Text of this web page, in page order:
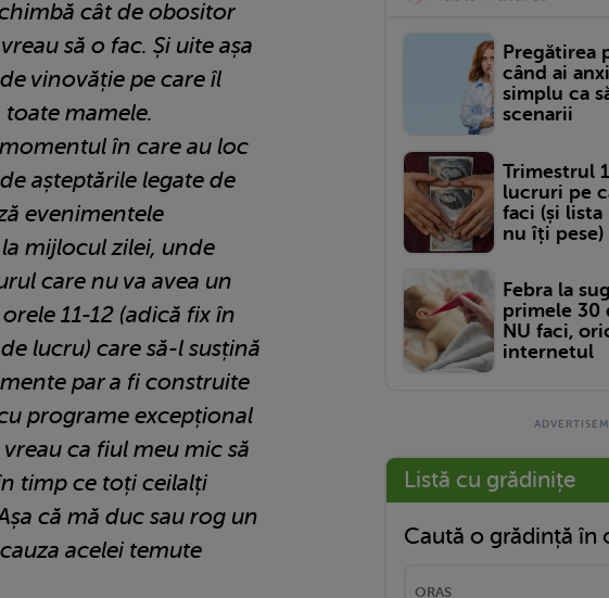
cât de obositor
să o fac. Și uite așa
vinovăție pe care îl
mamele.
în care au loc
așteptările legate de
evenimentele
mijlocul zilei, unde
care nu va avea un
11-12 (adică fix în
lucru) care să-l susțină
par a fi construite
programe excepțional
ca fiul meu mic să
timp ce toți ceilalți
că mă duc sau rog un
acelei temute
Pregătirea
când ai
simplu ca
scenarii
Trimestrul
lucruri pe
faci (și lista
nu îți pese)
Febra la
primele 30
NU faci,
internetul
Listă cu grădinițe
Caută o grădință în